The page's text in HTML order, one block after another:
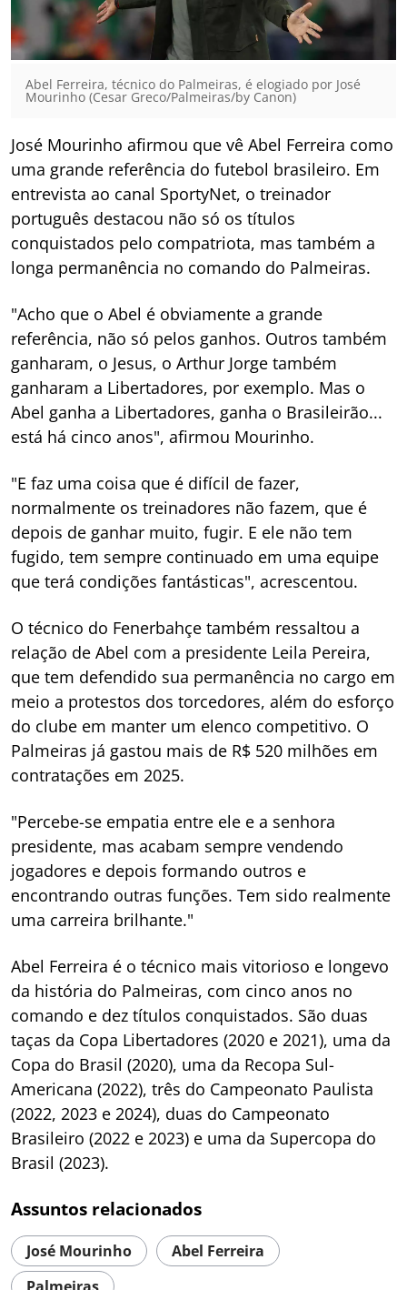
Abel Ferreira, técnico do Palmeiras, é elogiado por José
Mourinho (Cesar Greco/Palmeiras/by Canon)
José Mourinho afirmou que vê Abel Ferreira como
uma grande referência do futebol brasileiro. Em
entrevista ao canal SportyNet, o treinador
português destacou não só os títulos
conquistados pelo compatriota, mas também a
longa permanência no comando do Palmeiras.
"Acho que o Abel é obviamente a grande
referência, não só pelos ganhos. Outros também
ganharam, o Jesus, o Arthur Jorge também
ganharam a Libertadores, por exemplo. Mas o
Abel ganha a Libertadores, ganha o Brasileirão...
está há cinco anos", afirmou Mourinho.
"E faz uma coisa que é difícil de fazer,
normalmente os treinadores não fazem, que é
depois de ganhar muito, fugir. E ele não tem
fugido, tem sempre continuado em uma equipe
que terá condições fantásticas", acrescentou.
O técnico do Fenerbahçe também ressaltou a
relação de Abel com a presidente Leila Pereira,
que tem defendido sua permanência no cargo em
meio a protestos dos torcedores, além do esforço
do clube em manter um elenco competitivo. O
Palmeiras já gastou mais de R$ 520 milhões em
contratações em 2025.
"Percebe-se empatia entre ele e a senhora
presidente, mas acabam sempre vendendo
jogadores e depois formando outros e
encontrando outras funções. Tem sido realmente
uma carreira brilhante."
Abel Ferreira é o técnico mais vitorioso e longevo
da história do Palmeiras, com cinco anos no
comando e dez títulos conquistados. São duas
taças da Copa Libertadores (2020 e 2021), uma da
Copa do Brasil (2020), uma da Recopa Sul-
Americana (2022), três do Campeonato Paulista
(2022, 2023 e 2024), duas do Campeonato
Brasileiro (2022 e 2023) e uma da Supercopa do
Brasil (2023).
Assuntos relacionados
José Mourinho
Abel Ferreira
Palmeiras